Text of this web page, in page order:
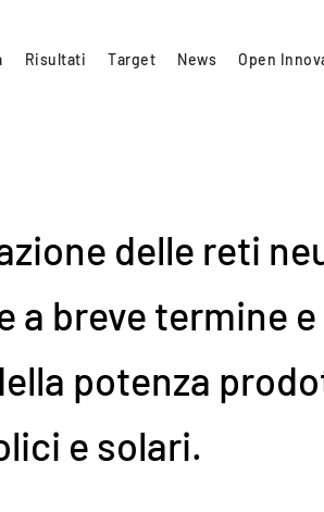
Risultati Target News Open
delle reti
a breve termine e
potenza
e solari.